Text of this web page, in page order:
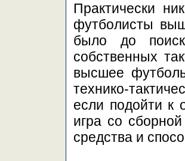
Практически
футболисты
было до
собственных
высшее
технико-
если подойти к
игра со
средства и